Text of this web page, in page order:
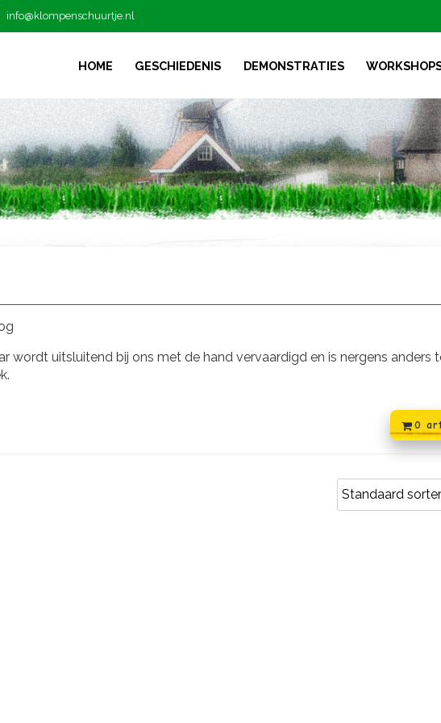
info@klompenschuurtje.nl
HOME GESCHIEDENIS DEMONSTRATIES
wordt uitsluitend bij ons met de hand vervaardigd en is nergens anders
0